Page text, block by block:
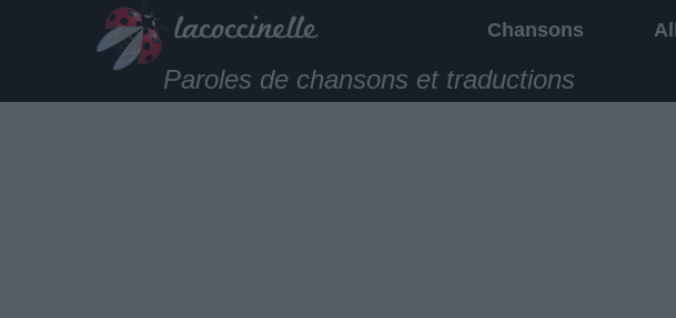
Chansons
Paroles de chansons et traductions